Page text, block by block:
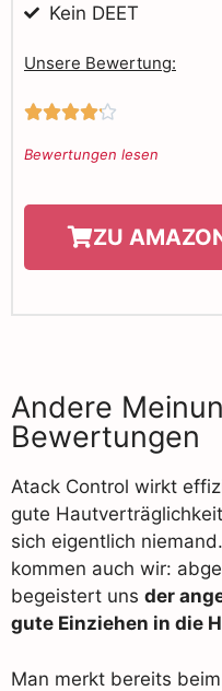
Kein DEET
Unsere Bewertung:

Bewertungen lesen
ZU
Andere
Bewertungen
Atack Control wirkt
gute
sich eigentlich
kommen auch wir:
begeistert uns der
gute Einziehen in die
Man merkt bereits